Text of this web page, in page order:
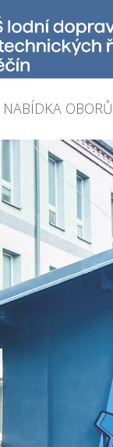
NABÍDKA OBORŮ